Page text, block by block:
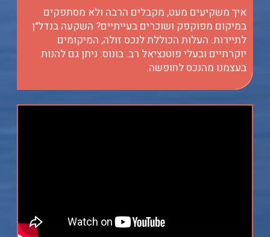
איך משקיעים מעט, מקבלים הרבה ולא מסתפקים
במיקום מפוקפק ושוכרים בעייתיים? השקעה בנדל"ן
לתיירות. העלות הכוללת לנכס זולה, המיקומים
יוקרתיים ובעלי פוטנציאל רב. בונוס: ניתן גם להנות
בעצמנו מהנכס לחופשה.